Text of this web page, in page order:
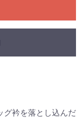
グ衿を落とし込んだ